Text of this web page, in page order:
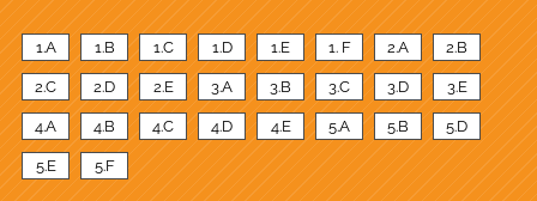
1.A 1.B 1.C 1.D 1.E 1. F 2.A 2.B
2.C 2.D 2.E 3.A 3.B 3.C 3.D 3.E
4.A 4.B 4.C 4.D 4.E 5.A 5.B 5.D
5.E 5.F